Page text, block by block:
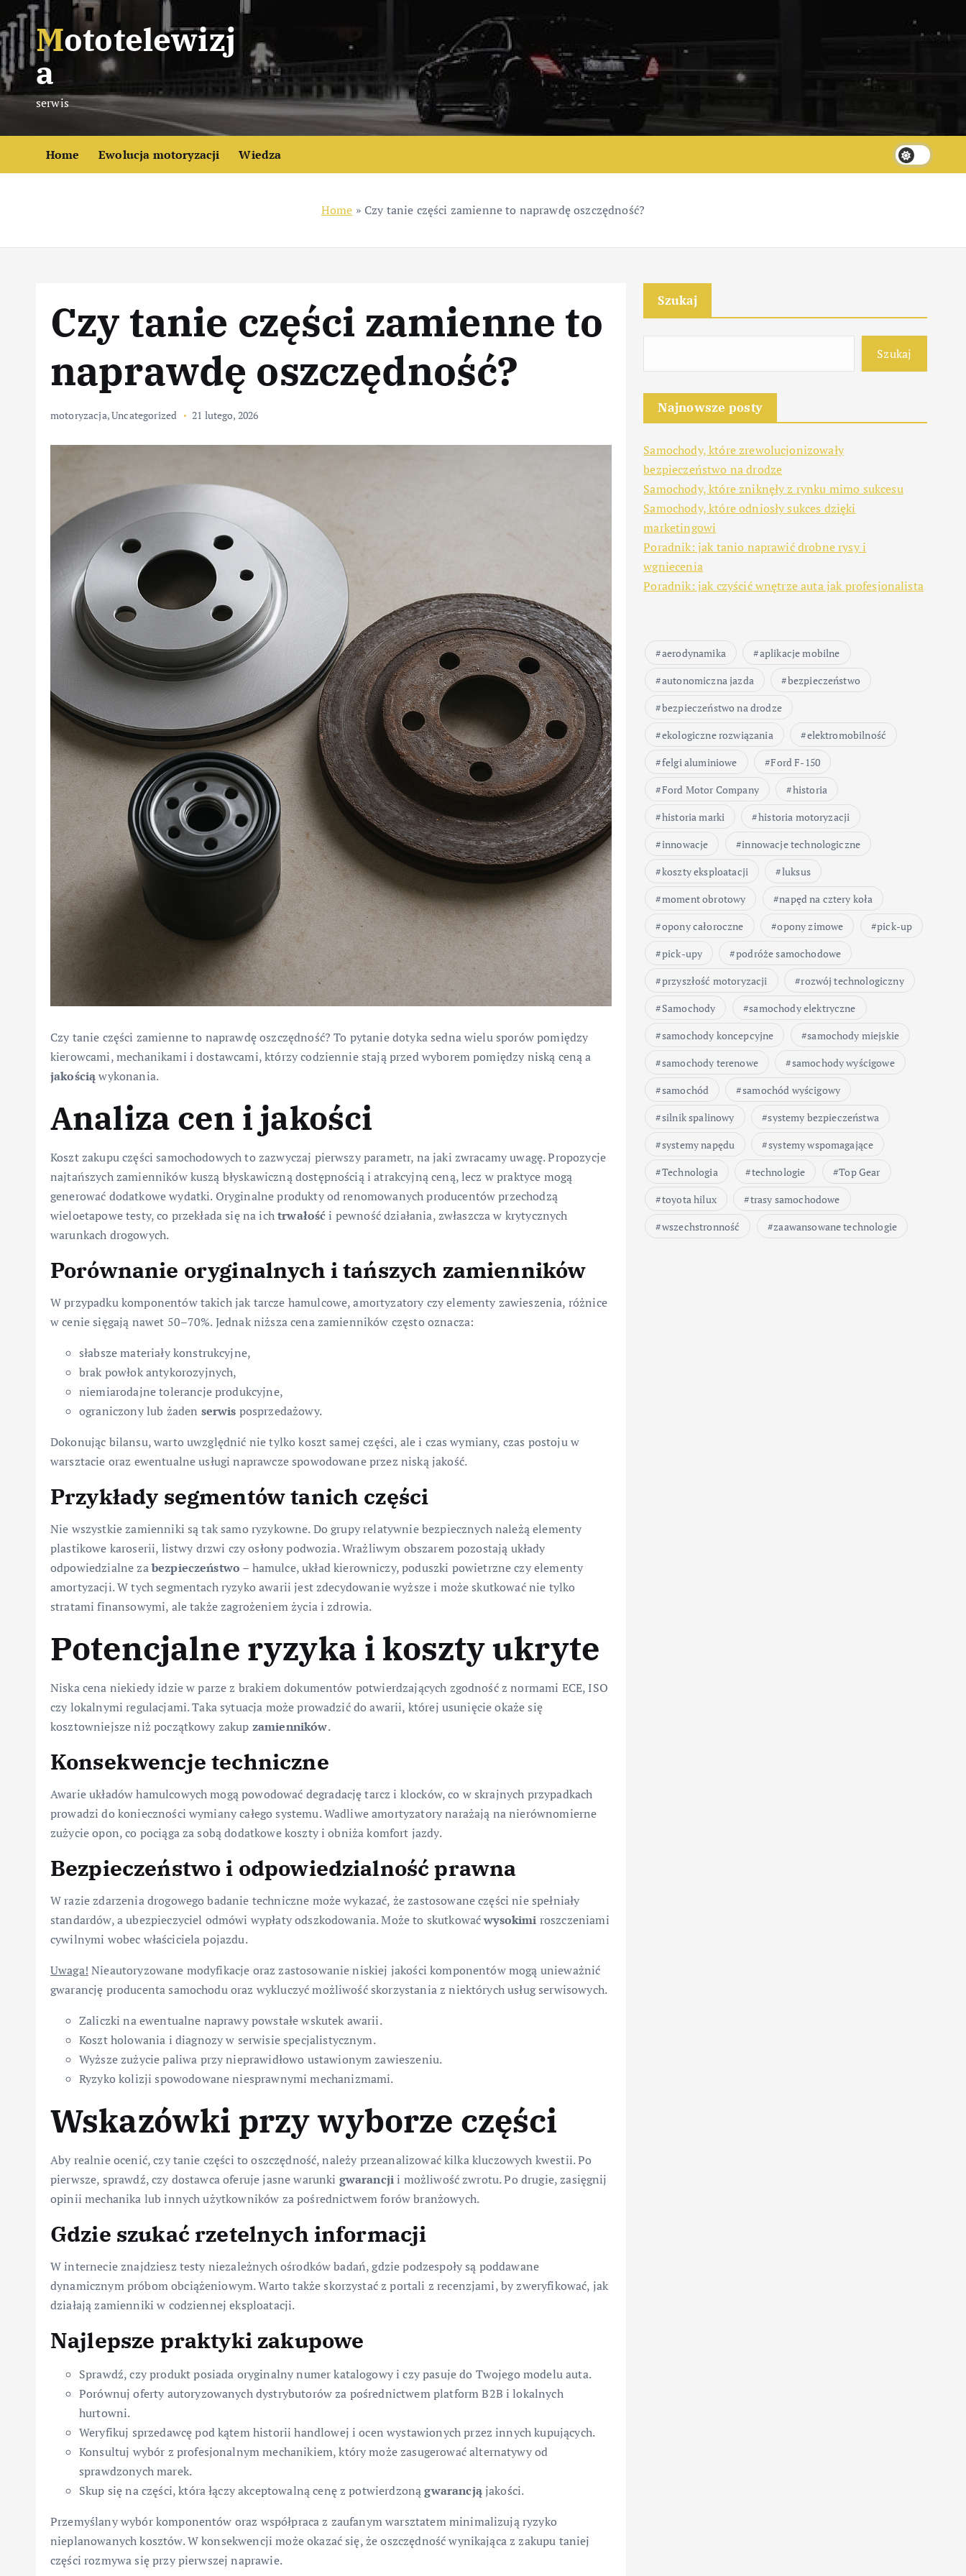
k
i
p
t
Mototelewizj
a
serwis
Home Ewolucja motoryzacji Wiedza
Home » Czy tanie części zamienne to naprawdę oszczędność?
Czy tanie części zamienne to
naprawdę oszczędność?
motoryzacja,Uncategorized 21 lutego, 2026
Czy tanie części zamienne to naprawdę oszczędność? To pytanie dotyka sedna wielu sporów pomiędzy
kierowcami, mechanikami i dostawcami, którzy codziennie stają przed wyborem pomiędzy niską ceną a
jakościąwykonania.
Analiza cen i jakości
Koszt zakupu części samochodowych to zazwyczaj pierwszy parametr, na jaki zwracamy uwagę. Propozycje
najtańszych zamienników kuszą błyskawiczną dostępnością i atrakcyjną ceną, lecz w praktyce mogą
generować dodatkowe wydatki. Oryginalne produkty od renomowanych producentów przechodzą
wieloetapowe testy, co przekłada się na ichtrwałość i pewność działania, zwłaszcza w krytycznych
warunkach drogowych.
Porównanie oryginalnych i tańszych zamienników
W przypadku komponentów takich jak tarcze hamulcowe, amortyzatory czy elementy zawieszenia, różnice
w cenie sięgają nawet 50–70%. Jednak niższa cena zamienników często oznacza:
słabsze materiały konstrukcyjne,
brak powłok antykorozyjnych,
niemiarodajne tolerancje produkcyjne,
ograniczony lub żaden serwis posprzedażowy.
Dokonując bilansu, warto uwzględnić nie tylko koszt samej części, ale i czas wymiany, czas postoju w
warsztacie oraz ewentualne usługi naprawcze spowodowane przez niską jakość.
Przykłady segmentów tanich części
Nie wszystkie zamienniki są tak samo ryzykowne. Do grupy relatywnie bezpiecznych należą elementy
plastikowe karoserii, listwy drzwi czy osłony podwozia. Wrażliwym obszarem pozostają układy
odpowiedzialne zabezpieczeństwo – hamulce, układ kierowniczy, poduszki powietrzne czy elementy
amortyzacji. W tych segmentach ryzyko awarii jest zdecydowanie wyższe i może skutkować nie tylko
stratami finansowymi, ale także zagrożeniem życia i zdrowia.
Potencjalne ryzyka i koszty ukryte
Niska cena niekiedy idzie w parze z brakiem dokumentów potwierdzających zgodność z normami ECE, ISO
czy lokalnymi regulacjami. Taka sytuacja może prowadzić do awarii, której usunięcie okaże się
kosztowniejsze niż początkowy zakup zamienników.
Konsekwencje techniczne
Awarie układów hamulcowych mogą powodować degradację tarcz i klocków, co w skrajnych przypadkach
prowadzi do konieczności wymiany całego systemu. Wadliwe amortyzatory narażają na nierównomierne
zużycie opon, co pociąga za sobą dodatkowe koszty i obniża komfort jazdy.
Bezpieczeństwo i odpowiedzialność prawna
W razie zdarzenia drogowego badanie techniczne może wykazać, że zastosowane części nie spełniały
standardów, a ubezpieczyciel odmówi wypłaty odszkodowania. Może to skutkowaćwysokimi roszczeniami
cywilnymi wobec właściciela pojazdu.
Uwaga! Nieautoryzowane modyfikacje oraz zastosowanie niskiej jakości komponentów mogą unieważnić
gwarancję producenta samochodu oraz wykluczyć możliwość skorzystania z niektórych usług serwisowych.
Zaliczki na ewentualne naprawy powstałe wskutek awarii.
Koszt holowania i diagnozy w serwisie specjalistycznym.
Wyższe zużycie paliwa przy nieprawidłowo ustawionym zawieszeniu.
Ryzyko kolizji spowodowane niesprawnymi mechanizmami.
Wskazówki przy wyborze części
Aby realnie ocenić, czy tanie części to oszczędność, należy przeanalizować kilka kluczowych kwestii. Po
pierwsze, sprawdź, czy dostawca oferuje jasne warunki gwarancjii możliwość zwrotu. Po drugie, zasięgnij
opinii mechanika lub innych użytkowników za pośrednictwem forów branżowych.
Gdzie szukać rzetelnych informacji
W internecie znajdziesz testy niezależnych ośrodków badań, gdzie podzespoły są poddawane
dynamicznym próbom obciążeniowym. Warto także skorzystać z portali z recenzjami, by zweryfikować, jak
działają zamienniki w codziennej eksploatacji.
Najlepsze praktyki zakupowe
Sprawdź, czy produkt posiada oryginalny numer katalogowy i czy pasuje do Twojego modelu auta.
Porównuj oferty autoryzowanych dystrybutorów za pośrednictwem platform B2B i lokalnych
hurtowni.
Weryfikuj sprzedawcę pod kątem historii handlowej i ocen wystawionych przez innych kupujących.
Konsultuj wybór z profesjonalnym mechanikiem, który może zasugerować alternatywy od
sprawdzonych marek.
Skup się na części, która łączy akceptowalną cenę z potwierdzonągwarancjąjakości.
Przemyślany wybór komponentów oraz współpraca z zaufanym warsztatem minimalizują ryzyko
nieplanowanych kosztów. W konsekwencji może okazać się, że oszczędność wynikająca z zakupu taniej
części rozmywa się przy pierwszej naprawie.
Szukaj
Szukaj
Najnowsze posty
Samochody, które zrewolucjonizowały
bezpieczeństwo na drodze
Samochody, które zniknęły z rynku mimo sukcesu
Samochody, które odniosły sukces dzięki
marketingowi
Poradnik: jak tanio naprawić drobne rysy i
wgniecenia
Poradnik: jak czyścić wnętrze auta jak profesjonalista
aerodynamika
aplikacje mobilne
autonomiczna jazda
bezpieczeństwo
bezpieczeństwo na drodze
ekologiczne rozwiązania
elektromobilność
felgi aluminiowe
Ford F-150
Ford Motor Company
historia
historia marki
historia motoryzacji
innowacje
innowacje technologiczne
koszty eksploatacji
luksus
moment obrotowy
napęd na cztery koła
opony całoroczne
opony zimowe
pick-up
pick-upy
podróże samochodowe
przyszłość motoryzacji
rozwój technologiczny
Samochody
samochody elektryczne
samochody koncepcyjne
samochody miejskie
samochody terenowe
samochody wyścigowe
samochód
samochód wyścigowy
silnik spalinowy
systemy bezpieczeństwa
systemy napędu
systemy wspomagające
Technologia
technologie
Top Gear
toyota hilux
trasy samochodowe
wszechstronność
zaawansowane technologie